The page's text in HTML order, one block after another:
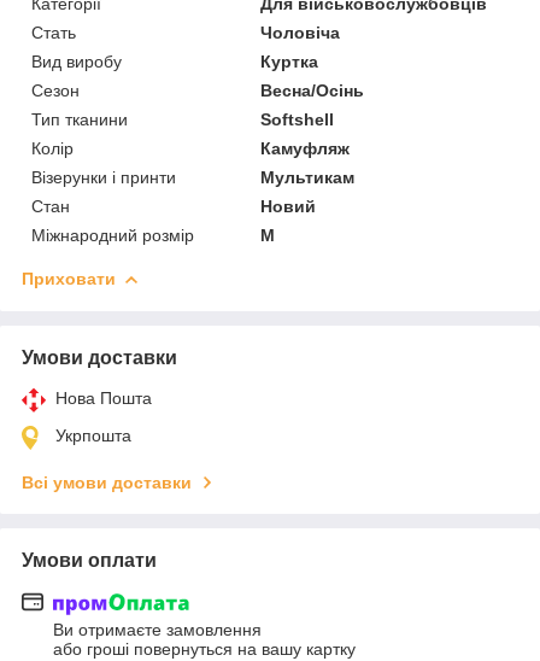
Стать
Чоловіча
Вид виробу
Куртка
Сезон
Весна/Осінь
Тип тканини
Softshell
Колір
Камуфляж
Візерунки і принти
Мультикам
Стан
Новий
Міжнародний розмір
M
Приховати
Умови доставки
Нова Пошта
Укрпошта
Всі умови доставки
Умови оплати
Ви отримаєте замовлення
або гроші повернуться на вашу картку